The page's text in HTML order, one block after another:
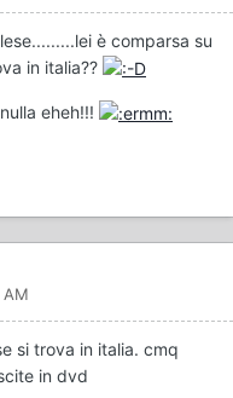
è comparsa su
in italia??
eheh!!!
si trova in italia. cmq
in dvd